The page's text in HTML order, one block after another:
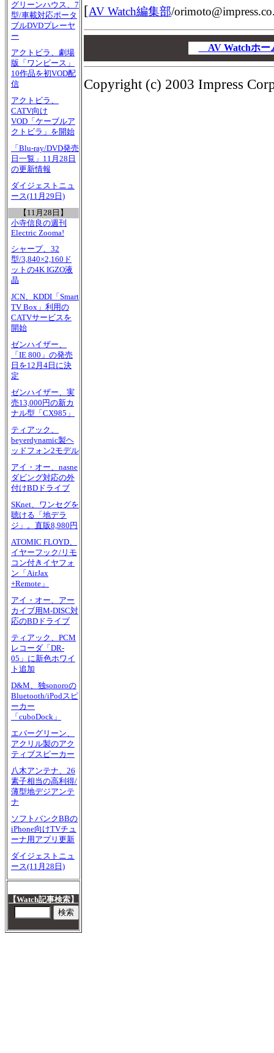
グリーンハウス、7
型/車載対応ポータ
ブルDVDプレーヤ
ー
アクトビラ、劇場
版「ワンピース」
10作品を初VOD配
信
アクトビラ、
CATV向け
VOD「ケーブルア
クトビラ」を開始
「Blu-ray/DVD発売
日一覧」11月28日
の更新情報
ダイジェストニュ
ース(11月29日)
【11月28日】
小寺信良の週刊
Electric Zooma!
シャープ、32
型/3,840×2,160ド
ットの4K IGZO液
晶
JCN、KDDI「Smart
TV Box」利用の
CATVサービスを
開始
ゼンハイザー、
「IE 800」の発売
日を12月4日に決
定
ゼンハイザー、実
売13,000円の新カ
ナル型「CX985」
ティアック、
beyerdynamic製ヘ
ッドフォン2モデル
アイ・オー、nasne
ダビング対応の外
付けBDドライブ
SKnet、ワンセグを
聴ける「地デラ
ジ」。直販8,980円
ATOMIC FLOYD、
イヤーフック/リモ
コン付きイヤフォ
ン「AirJax
+Remote」
アイ・オー、アー
カイブ用M-DISC対
応のBDドライブ
ティアック、PCM
レコーダ「DR-
05」に新色ホワイ
ト追加
D&M、独sonoroの
Bluetooth/iPodスピ
ーカー
「cuboDock」
エバーグリーン、
アクリル製のアク
ティブスピーカー
八木アンテナ、26
素子相当の高利得/
薄型地デジアンテ
ナ
ソフトバンクBBの
iPhone向けTVチュ
ーナ用アプリ更新
ダイジェストニュ
ース(11月28日)
【Watch記事検索】
[AV Watch編集部/
AV Watchホ
Copyright (c) 2003 Impress